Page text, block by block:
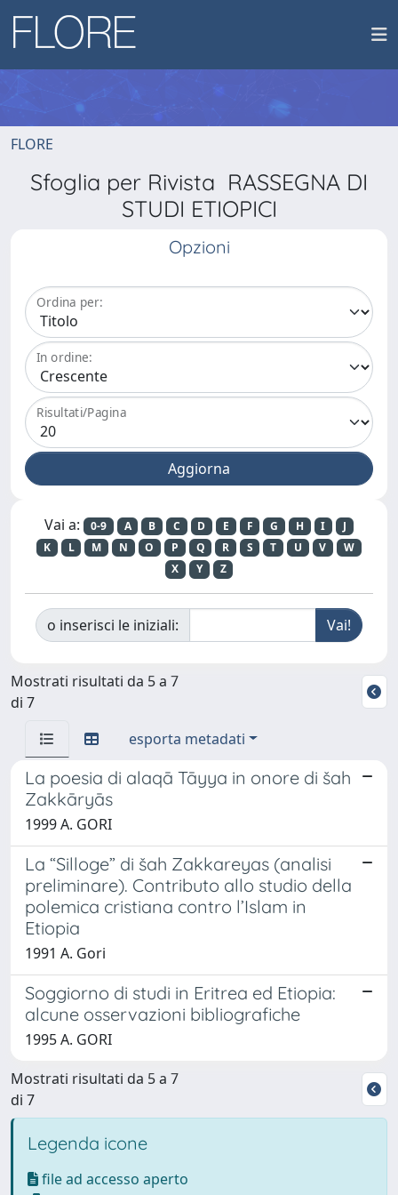
FLORE
Sfoglia per Rivista RASSEGNA DI
STUDI ETIOPICI
Opzioni
Ordina per:
In ordine:
Risultati/Pagina
Vai a: 0-9 A B C D E F G H I
J
K
L M N O P Q R S T U V
W
X
Y Z
o inserisci le iniziali:
Mostrati risultati da 5 a 7
di 7
esporta metadati
La poesia di alaqā Tāyya in onore di šah
Zakkāryās
1999 A. GORI
La “Silloge” di šah Zakkareyas (analisi
preliminare). Contributo allo studio della
polemica cristiana contro l’Islam in
Etiopia
1991 A. Gori
Soggiorno di studi in Eritrea ed Etiopia:
alcune osservazioni bibliografiche
1995 A. GORI
Mostrati risultati da 5 a 7
di 7
Legenda icone
file ad accesso aperto